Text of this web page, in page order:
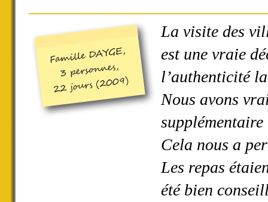
La visite des
est une vraie
l’authenticité
Nous avons
Cela nous a
Les repas
été bien